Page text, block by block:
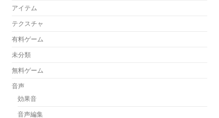
アイテム
テクスチャ
有料ゲーム
未分類
無料ゲーム
音声
効果音
音声編集